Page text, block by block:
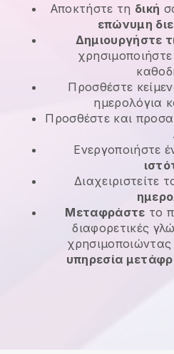
Αποκτήστε τη δική
επώνυμη
Δημιουργήστε
Προσθέστε
ημερολόγια
Προσθέστε και
.
Ενεργοποιήστε
Διαχειριστείτε
Μεταφράστε το
διαφορετικές
υπηρεσία